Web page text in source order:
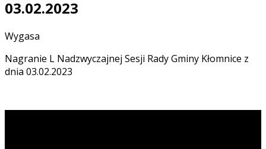
03.02.2023
Wygasa
Nagranie L Nadzwyczajnej Sesji Rady Gminy Kłomnice z
dnia 03.02.2023